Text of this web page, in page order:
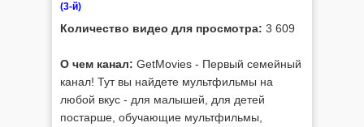
(3-й)
Количество видео для просмотра: 3 609
О чем канал: GetMovies - Первый семейный
канал! Тут вы найдете мультфильмы на
любой вкус - для малышей, для детей
постарше, обучающие мультфильмы,